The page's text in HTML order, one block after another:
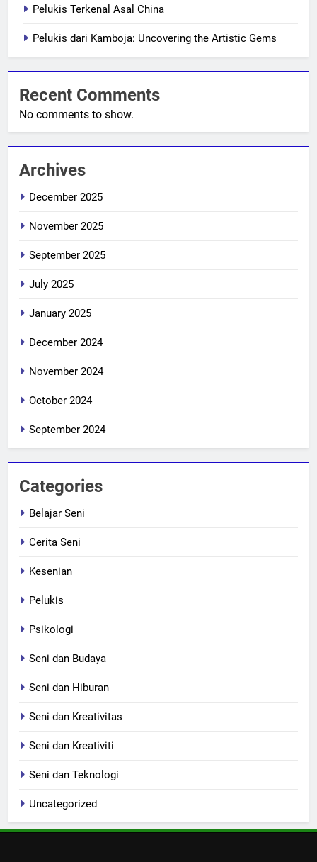
Pelukis Terkenal Asal China
Pelukis dari Kamboja: Uncovering the Artistic Gems
Recent Comments
No comments to show.
Archives
December 2025
November 2025
September 2025
July 2025
January 2025
December 2024
November 2024
October 2024
September 2024
Categories
Belajar Seni
Cerita Seni
Kesenian
Pelukis
Psikologi
Seni dan Budaya
Seni dan Hiburan
Seni dan Kreativitas
Seni dan Kreativiti
Seni dan Teknologi
Uncategorized